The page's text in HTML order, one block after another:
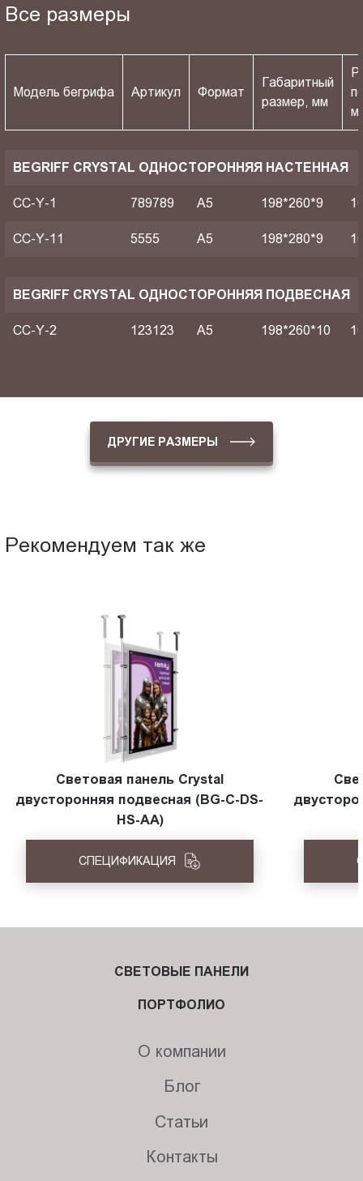
Все размеры
Модель бегрифа Артикул Формат
Габаритный
размер, мм
BEGRIFF CRYSTAL ОДНОСТОРОННЯЯ НАСТЕННАЯ
CC-Y-1 789789 A5 198*260*9
CC-Y-11 5555 A5 198*280*9
BEGRIFF CRYSTAL ОДНОСТОРОННЯЯ ПОДВЕСНАЯ
CC-Y-2 123123 A5 198*260*10
ДРУГИЕ РАЗМЕРЫ
Рекомендуем так же
Световая панель Crystal
двусторонняя подвесная (BG-C-DS-
HS-АА)
СПЕЦИФИКАЦИЯ
СВЕТОВЫЕ ПАНЕЛИ
ПОРТФОЛИО
О компании
Блог
Статьи
Контакты